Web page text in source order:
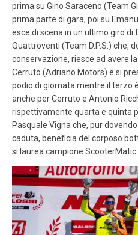
prima su Gino Saraceno (Team
prima parte di gara, poi su
esce di scena in un ultimo giro di
Quattroventi (Team D.P.S.) che,
conservazione, riesce ad avere
Cerruto (Adriano Motors) e si
podio di giornata mentre il terzo
anche per Cerruto e Antonio
rispettivamente quarta e quinta
Pasquale Vigna che, pur
caduta, beneficia del corposo
si laurea campione ScooterMatic